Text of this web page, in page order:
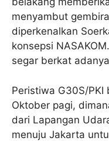
menyambut
diperkenalkan
konsepsi
segar berkat
Peristiwa G30S/PKI
Oktober pagi,
dari Lapangan
menuju Jakarta